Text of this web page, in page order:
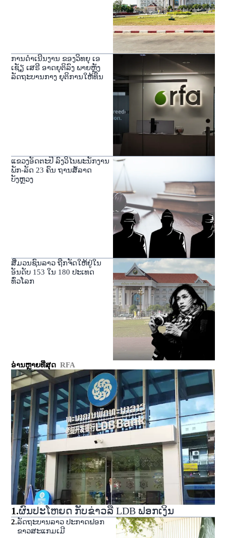
ການດໍາເນີນງານ ຂອງວິທຍຸ ເອ
ເຊັຽ ເສຣີ ອາດຍຸຕິລົງ ພາຍຫຼັງ
ລັດຖະບານກາງ ຍຸຕິການໃຫ້ທຶນ
ແຂວງອັດຕະປື ລົງວິໄນພະນັກງານ
ພັກ-ລັດ 23 ຄົນ ຖານສໍ້ລາດ
ບັງຫຼວງ
ສື່ມວນຊົນລາວ ຖືກຈັດໃຫ້ຢູ່ໃນ
ອັນດັບ 153 ໃນ 180 ປະເທດ
ທົ່ວໂລກ
ອ່ານຫຼາຍທີ່ສຸດ RFA
1.ຜົນປະໂຫຍດ ກັບຂ່າວລື LDB ຟອກເງິນ
2.ລັດຖະບານລາວ ປະກາດຟອກ
ຂາວສະແກມເມີ